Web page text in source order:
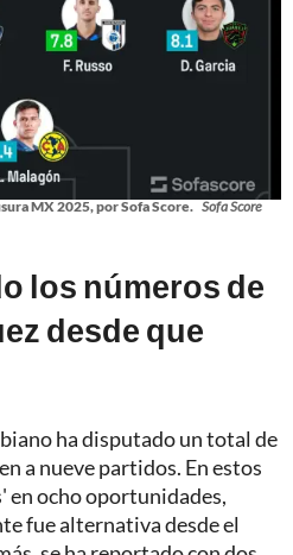
MX 2025, por Sofa Score. Sofa Score
los números de
desde que
ha disputado un total de
a nueve partidos. En estos
en ocho oportunidades,
fue alternativa desde el